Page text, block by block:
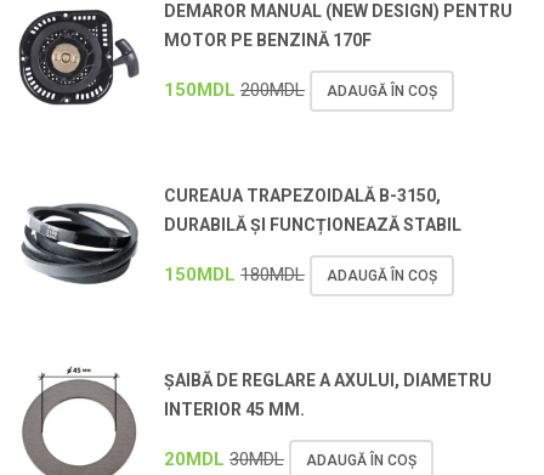
DEMAROR MANUAL (NEW DESIGN) PENTRU
MOTOR PE BENZINĂ 170F
150 MDL 200MDL ADAUGĂ ÎN COȘ
CUREAUA TRAPEZOIDALĂ B-3150,
DURABILĂ ȘI FUNCȚIONEAZĂ STABIL
150 MDL 180MDL ADAUGĂ ÎN COȘ
ȘAIBĂ DE REGLARE A AXULUI, DIAMETRU
INTERIOR 45 MM.
20 MDL 30MDL ADAUGĂ ÎN COȘ